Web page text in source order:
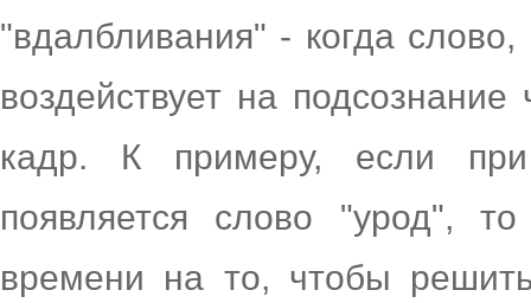
"вдалбливания" - когда
воздействует на
кадр. К примеру, если при
появляется слово "урод",
времени на то, чтобы